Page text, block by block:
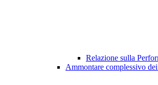
Relazione sulla
Ammontare complessivo